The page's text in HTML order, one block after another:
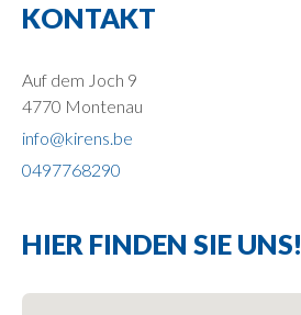
KONTAKT
Auf dem Joch 9
4770 Montenau
info@kirens.be
0497768290
HIER FINDEN SIE UNS!